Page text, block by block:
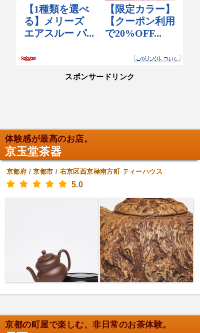
スポンサードリンク
体験感が最高のお店。
京玉堂茶器
京都府 /京都市 / 右京区西京極南方町 ティーハウス
5.0
京都の町屋で楽しむ、非日常のお茶体験。